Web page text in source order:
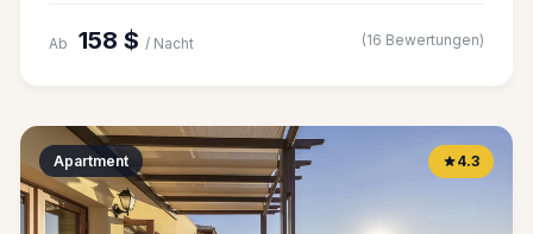
Ab 158 $ / Nacht (16 Bewertungen)
Apartment 4.3